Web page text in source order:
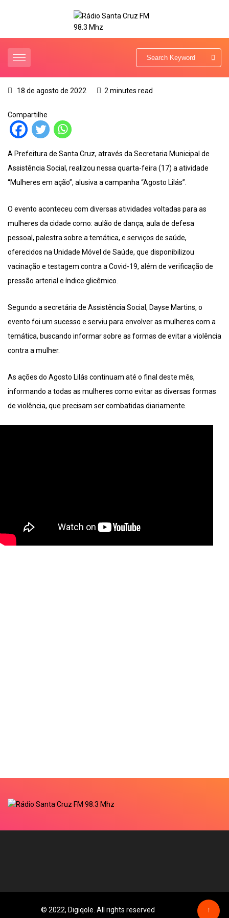
18 de agosto de 2022 2 minutes read
Compartilhe
A Prefeitura de Santa Cruz, através da Secretaria Municipal de
Assistência Social, realizou nessa quarta-feira (17) a atividade
“Mulheres em ação”, alusiva a campanha “Agosto Lilás”.
O evento aconteceu com diversas atividades voltadas para as
mulheres da cidade como: aulão de dança, aula de defesa
pessoal, palestra sobre a temática, e serviços de saúde,
oferecidos na Unidade Móvel de Saúde, que disponibilizou
vacinação e testagem contra a Covid-19, além de verificação de
pressão arterial e índice glicêmico.
Segundo a secretária de Assistência Social, Dayse Martins, o
evento foi um sucesso e serviu para envolver as mulheres com a
temática, buscando informar sobre as formas de evitar a violência
contra a mulher.
As ações do Agosto Lilás continuam até o final deste mês,
informando a todas as mulheres como evitar as diversas formas
de violência, que precisam ser combatidas diariamente.
© 2022, Digiqole. All rights reserved ↑